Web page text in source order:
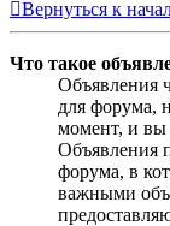
Вернуться к
Что такое
Объявления
для форума,
момент, и вы
Объявления
форума, в
важными